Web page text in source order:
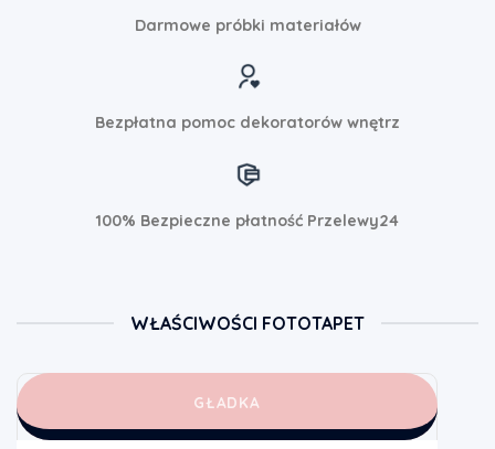
Darmowe próbki materiałów
Bezpłatna pomoc dekoratorów wnętrz
100% Bezpieczne płatność Przelewy24
WŁAŚCIWOŚCI FOTOTAPET
GŁADKA